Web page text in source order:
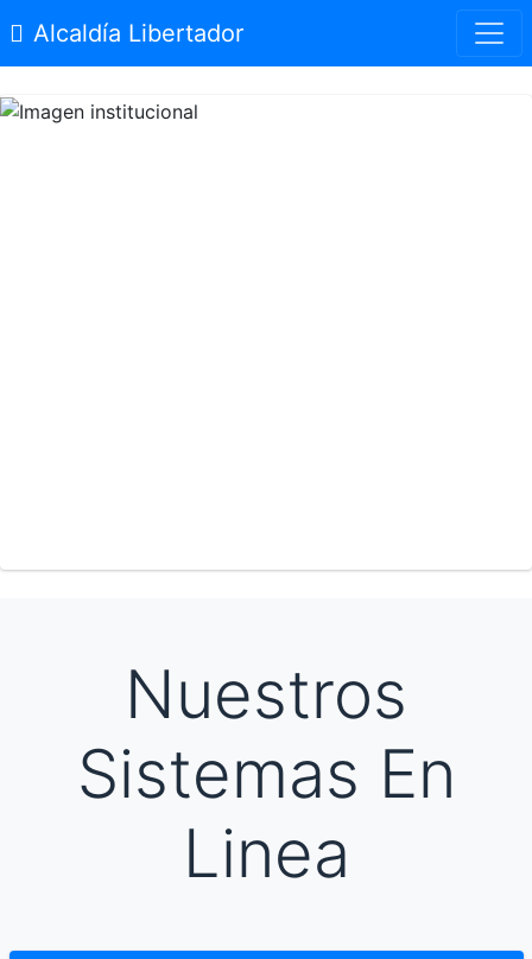
Alcaldía Libertador
Nuestros
Sistemas En
Linea